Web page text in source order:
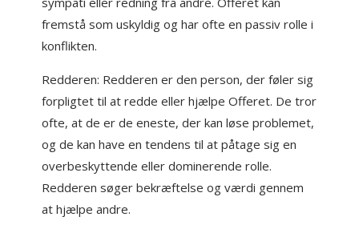
fremstå som uskyldig og har ofte en passiv rolle i
konflikten.
Redderen: Redderen er den person, der føler sig
forpligtet til at redde eller hjælpe Offeret. De tror
ofte, at de er de eneste, der kan løse problemet,
og de kan have en tendens til at påtage sig en
overbeskyttende eller dominerende rolle.
Redderen søger bekræftelse og værdi gennem
at hjælpe andre.